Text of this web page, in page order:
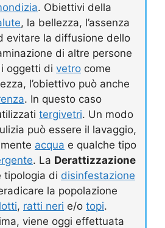
. Obiettivi della
, la bellezza, l’assenza
evitare la diffusione dello
di altre persone
oggetti di vetro come
l’obiettivo può anche
. In questo caso
tergivetri. Un modo
può essere il lavaggio,
acqua e qualche tipo
. La Derattizzazione
tipologia di disinfestazione
la popolazione
, ratti neri e/o topi.
viene oggi effettuata